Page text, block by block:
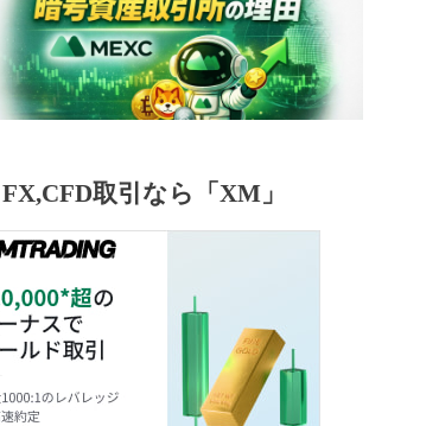
FX,CFD取引なら「XM」